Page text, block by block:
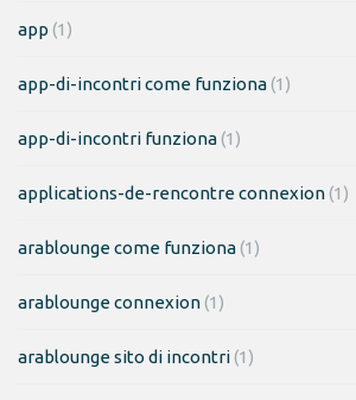
app (1)
app-di-incontri come funziona(1)
app-di-incontri funziona(1)
applications-de-rencontre connexion(1)
arablounge come funziona(1)
arablounge connexion(1)
arablounge sito di incontri(1)